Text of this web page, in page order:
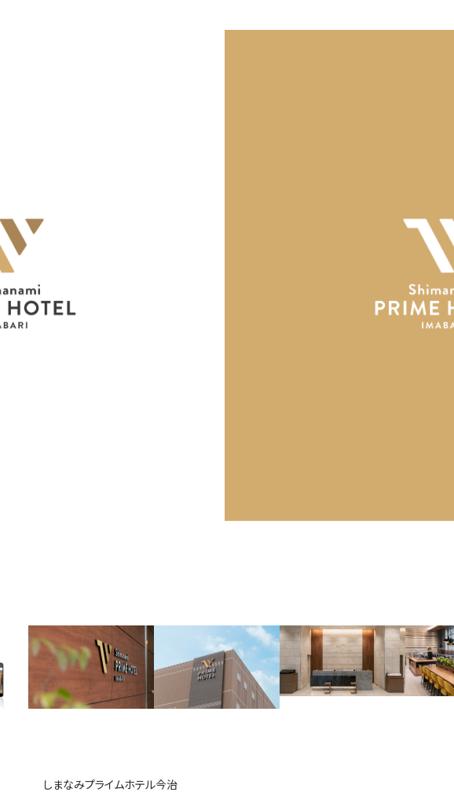
しまなみプライムホテル今治